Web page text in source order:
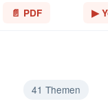
📄 PDF ▶
41 Themen